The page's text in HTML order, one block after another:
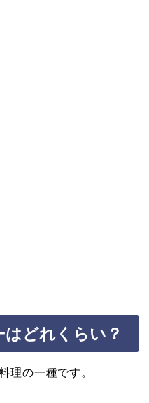
どれくらい？
理の一種です。